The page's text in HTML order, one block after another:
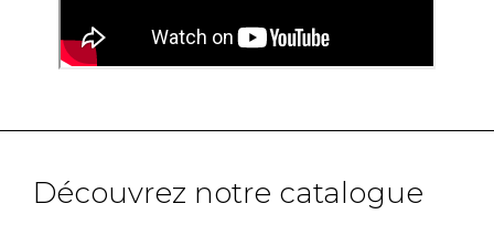
Découvrez notre catalogue